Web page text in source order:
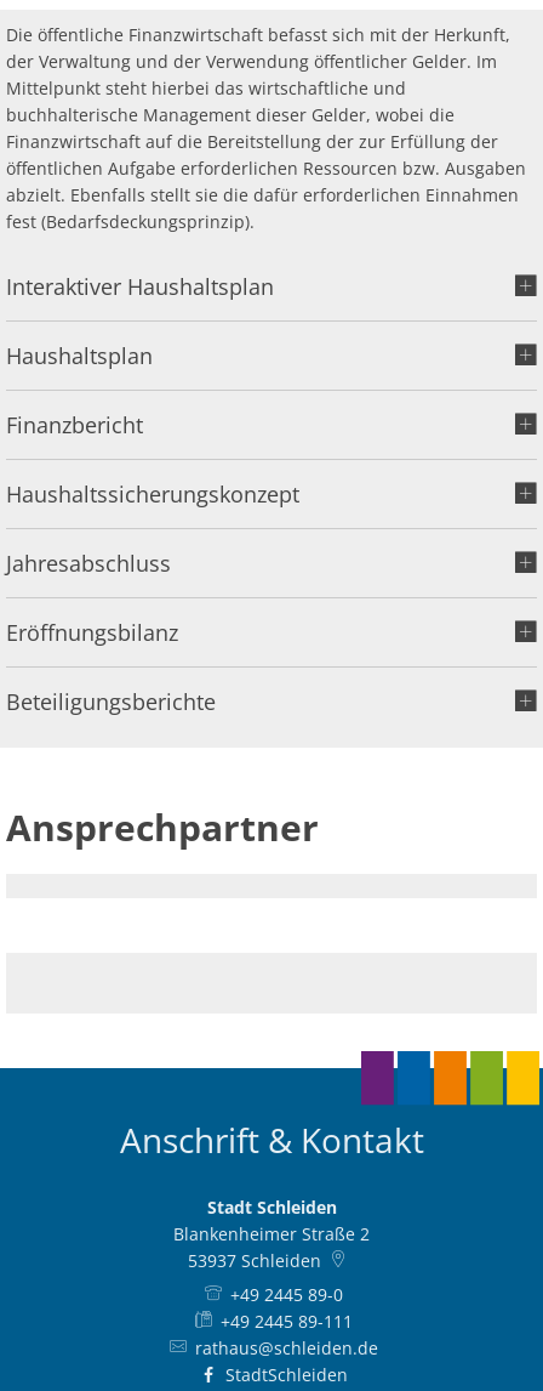
Bankverbindung/Lastschriftverfahren
Widerspruchsverfahren
Zahlen, Daten, Fakten
Die öffentliche Finanzwirtschaft befasst sich mit der Herkunft,
der Verwaltung und der Verwendung öffentlicher Gelder. Im
Mittelpunkt steht hierbei das wirtschaftliche und
buchhalterische Management dieser Gelder, wobei die
Finanzwirtschaft auf die Bereitstellung der zur Erfüllung der
öffentlichen Aufgabe erforderlichen Ressourcen bzw. Ausgaben
abzielt. Ebenfalls stellt sie die dafür erforderlichen Einnahmen
fest (Bedarfsdeckungsprinzip).
Interaktiver Haushaltsplan
Haushaltsplan
Finanzbericht
Haushaltssicherungskonzept
Jahresabschluss
Eröffnungsbilanz
Beteiligungsberichte
Ansprechpartner
Anschrift & Kontakt
Stadt Schleiden
Blankenheimer Straße 2
53937 Schleiden
+49 2445 89-0
+49 2445 89-111
rathaus@schleiden.de
StadtSchleiden